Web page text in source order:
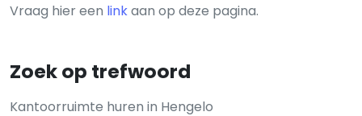
Vraag hier een linkaan op deze pagina.
Zoek op trefwoord
Kantoorruimte huren in Hengelo